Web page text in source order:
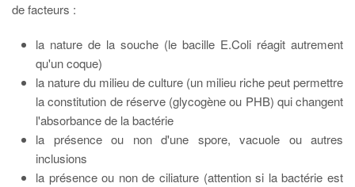
de facteurs :
la nature de la souche (le bacille E.Coli réagit autrement
qu'un coque)
la nature du milieu de culture (un milieu riche peut permettre
la constitution de réserve (glycogène ou PHB) qui changent
l'absorbance de la bactérie
la présence ou non d'une spore, vacuole ou autres
inclusions
la présence ou non de ciliature (attention si la bactérie est